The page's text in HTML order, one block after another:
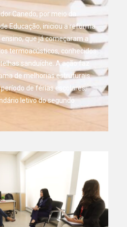
Canedo, por meio da
Educação, iniciou a reforma
que já começaram a
termoacústicos, conhecidos
sanduíche. A ação faz
de melhorias estruturais
de férias escolares,
letivo do segundo